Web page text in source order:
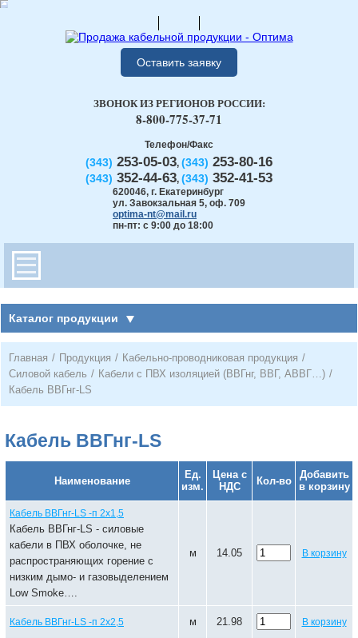
Оставить заявку
Телефон/Факс
(343) 253-05-03, (343) 253-80-16
(343) 352-44-63, (343) 352-41-53
620046, г. Екатеринбург
ул. Завокзальная 5, оф. 709
optima-nt@mail.ru
пн-пт: с 9:00 до 18:00
ЗВОНОК ИЗ РЕГИОНОВ РОССИИ:
8-800-775-37-71
Каталог продукции
Главная / Продукция / Кабельно-проводниковая продукция /
Силовой кабель / Кабели с ПВХ изоляцией (ВВГнг, ВВГ, АВВГ…) /
Кабель ВВГнг-LS
Кабель ВВГнг-LS
Наименование
Ед.
изм.
Цена с
НДС
Кол-во
Добавить
в корзину
Кабель ВВГнг-LS -п 2х1,5
Кабель ВВГнг-LS - силовые
кабели в ПВХ оболочке, не
распространяющих горение с
низким дымо- и газовыделением
Low Smoke….
м 14.05 В корзину
Кабель ВВГнг-LS -п 2х2,5 м 21.98 В корзину